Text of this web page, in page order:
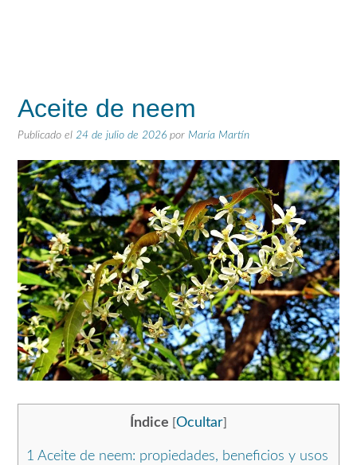
Aceite de neem
Publicado el 24 de julio de 2026 por María Martín
Índice Ocultar
1 Aceite de neem: propiedades, beneficios y usos